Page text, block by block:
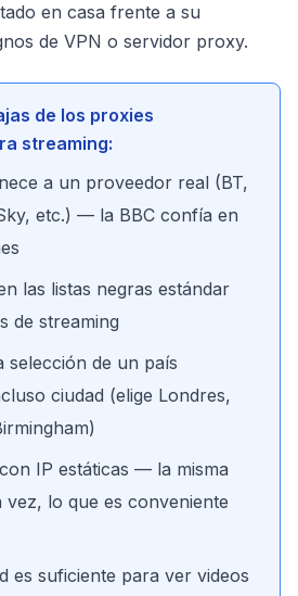
en casa frente a su
de VPN o servidor proxy.
de los proxies
streaming:
a un proveedor real (BT,
etc.) — la BBC confía en
las listas negras estándar
de streaming
selección de un país
ciudad (elige Londres,
IP estáticas — la misma
vez, lo que es conveniente
es suficiente para ver videos